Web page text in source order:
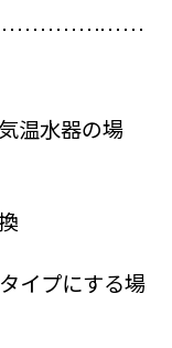
温水器の場
イプにする場